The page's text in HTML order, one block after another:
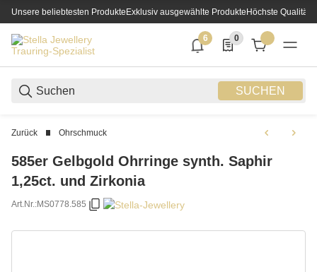
Unsere beliebtesten ProdukteExklusiv ausgewählte ProdukteHöchste Qualität
SUCHEN
6
6 neue Notifizierungen
0
0 Produkte in der
Zurück Ohrschmuck
585er Gelbgold Ohrringe synth. Saphir
1,25ct. und Zirkonia
Art.Nr.:MS0778.585